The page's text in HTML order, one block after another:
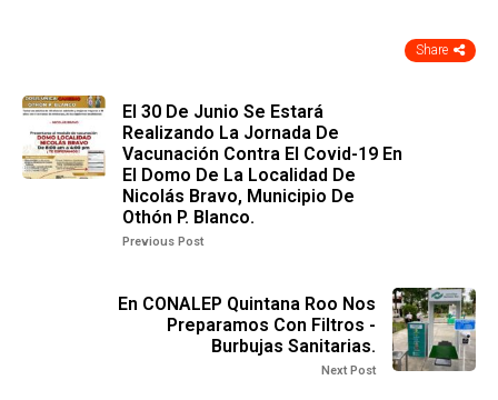
Share
El 30 De Junio Se Estará
Realizando La Jornada De
Vacunación Contra El Covid-19 En
El Domo De La Localidad De
Nicolás Bravo, Municipio De
Othón P. Blanco.
Previous Post
En CONALEP Quintana Roo Nos
Preparamos Con Filtros -
Burbujas Sanitarias.
Next Post